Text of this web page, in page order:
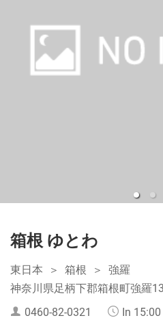
箱根 ゆとわ
東日本 箱根
強羅
神奈川県足柄下郡箱根町強羅
0460-82-0321
In